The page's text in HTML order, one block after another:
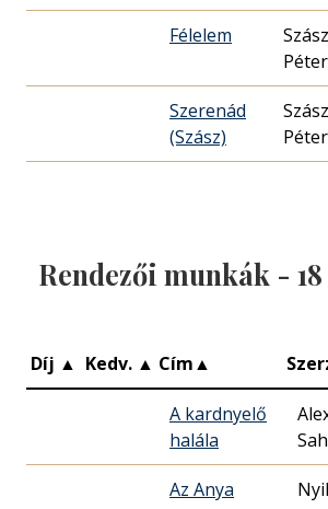
Félelem
Szász
Péter
Szerenád
(Szász)
Szász
Péter
Rendezői munkák - 18
Díj ▲ Kedv. ▲ Cím▲
A kardnyelő
halála
Az Anya